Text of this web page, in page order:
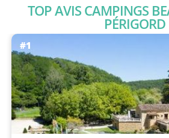
TOP AVIS CAMPINGS
PÉRIGORD
#1